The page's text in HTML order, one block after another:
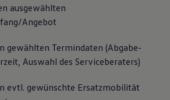
ausgewählten
Angebot
gewählten Termindaten (Abgabe-
Auswahl des Serviceberaters)
evtl. gewünschte Ersatzmobilität